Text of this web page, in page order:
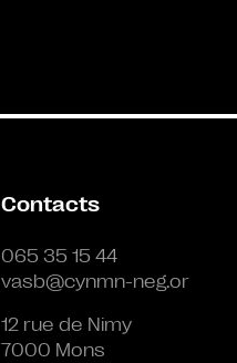
Contacts
065 35 15 44
vasb@cynmn-neg.or
12 rue de Nimy
7000 Mons